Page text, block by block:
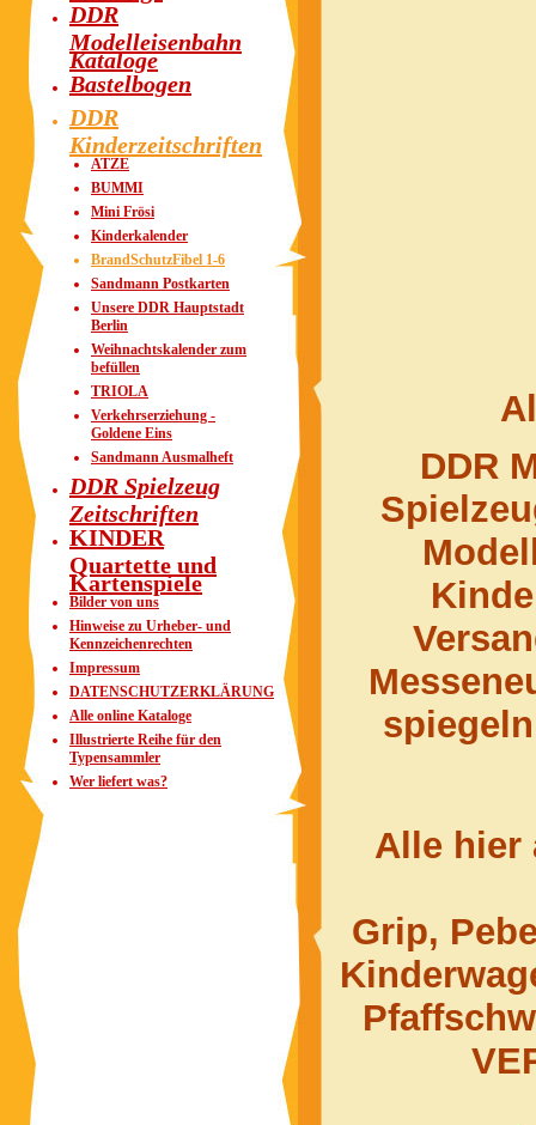
DDR
Modelleisenbahn
Kataloge
Bastelbogen
DDR
Kinderzeitschriften
ATZE
BUMMI
Mini Frösi
Kinderkalender
BrandSchutzFibel 1-6
Sandmann Postkarten
Unsere DDR Hauptstadt
Berlin
Weihnachtskalender zum
befüllen
TRIOLA
Verkehrserziehung -
Goldene Eins
Sandmann Ausmalheft
DDR Spielzeug
Zeitschriften
KINDER
Quartette und
Kartenspiele
Bilder von uns
Hinweise zu Urheber- und
Kennzeichenrechten
Impressum
DATENSCHUTZERKLÄRUNG
Alle online Kataloge
Illustrierte Reihe für den
Typensammler
Wer liefert was?
DDR
Alle hier
Grip,